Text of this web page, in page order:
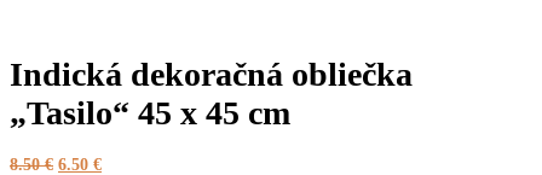
Indická dekoračná obliečka
„Tasilo“ 45 x 45 cm
8.50€ Pôvodná
6.50 €Aktuálna